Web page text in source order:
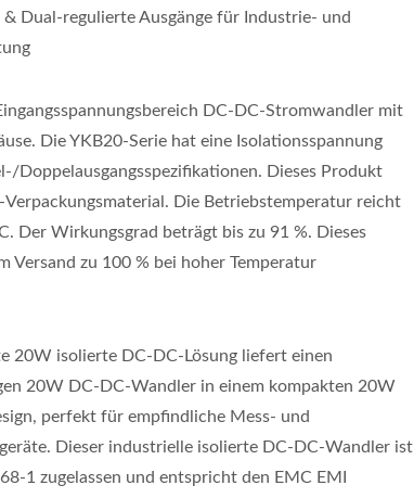
& Dual-regulierte Ausgänge für Industrie- und
DC-DC-Stromwandler mit
Die YKB20-Serie hat eine Isolationsspannung
Doppelausgangsspezifikationen. Dieses Produkt
Die Betriebstemperatur reicht
Der Wirkungsgrad beträgt bis zu 91 %. Dieses
Versand zu 100 % bei hoher Temperatur
20W isolierte DC-DC-Lösung liefert einen
20W DC-DC-Wandler in einem kompakten 20W
perfekt für empfindliche Mess- und
Dieser industrielle isolierte DC-DC-Wandler ist
1 zugelassen und entspricht den EMC EMI